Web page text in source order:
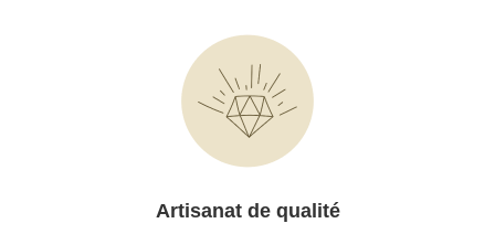
Artisanat de qualité